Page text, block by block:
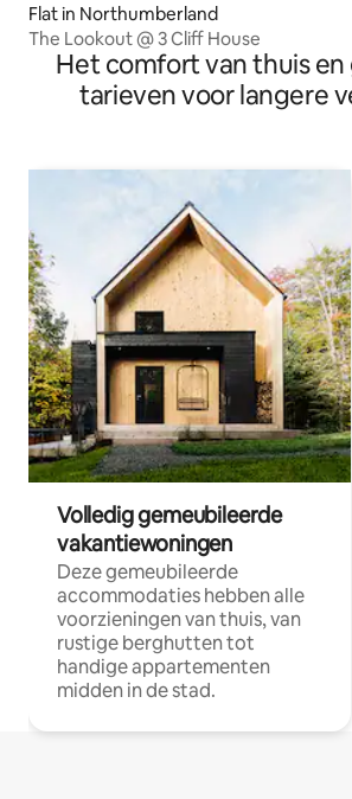
Flat in Northumberland
The Lookout @ 3 Cliff House
Het comfort van thuis
tarieven voor langere
Volledig gemeubileerde
vakantiewoningen
Deze gemeubileerde
accommodaties hebben alle
voorzieningen van thuis, van
rustige berghutten tot
handige appartementen
midden in de stad.